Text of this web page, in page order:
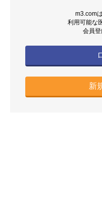
m3.com
利用可能な
会員登
新